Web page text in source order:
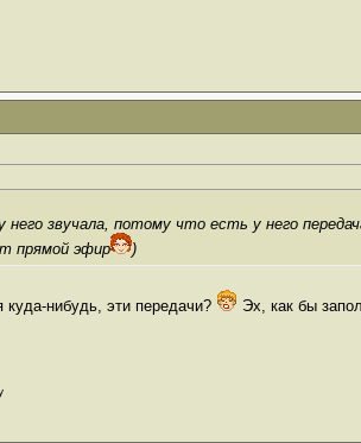
звучала, потому что есть у него
прямой эфир )
нибудь, эти передачи?
Эх, как бы